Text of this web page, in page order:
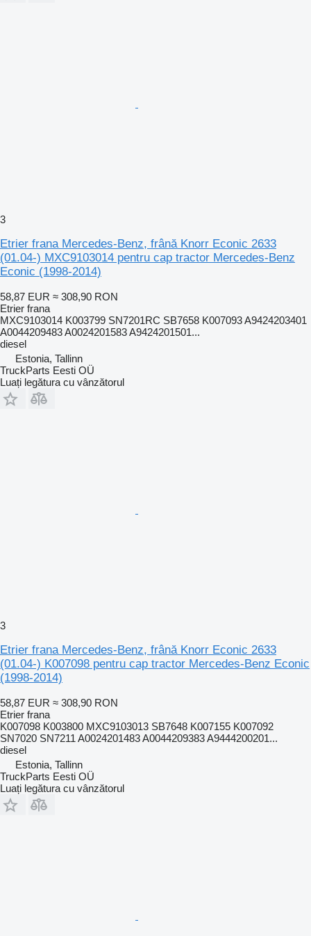
3
Etrier frana Mercedes-Benz, frână Knorr Econic 2633
(01.04-) MXC9103014 pentru cap tractor Mercedes-Benz
Econic (1998-2014)
58,87 EUR ≈ 308,90 RON
Etrier frana
MXC9103014 K003799 SN7201RC SB7658 K007093 A9424203401
A0044209483 A0024201583 A9424201501...
diesel
Estonia, Tallinn
TruckParts Eesti OÜ
Luați legătura cu vânzătorul
3
Etrier frana Mercedes-Benz, frână Knorr Econic 2633
(01.04-) K007098 pentru cap tractor Mercedes-Benz Econic
(1998-2014)
58,87 EUR ≈ 308,90 RON
Etrier frana
K007098 K003800 MXC9103013 SB7648 K007155 K007092
SN7020 SN7211 A0024201483 A0044209383 A9444200201...
diesel
Estonia, Tallinn
TruckParts Eesti OÜ
Luați legătura cu vânzătorul